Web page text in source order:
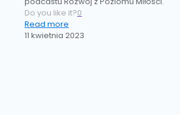
Do you like it?0
Read more
11 kwietnia 2023